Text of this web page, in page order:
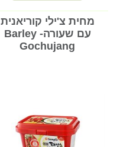
מחית צ'ילי קוריאנית
עם שעורה- Barley
Gochujang